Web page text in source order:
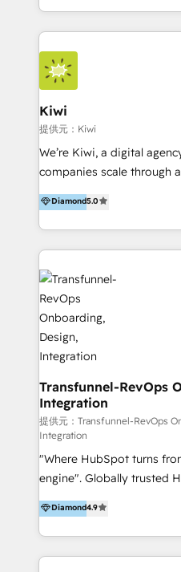
team of 100+
services to clients in 15 countries.
HubSpot Elite Partner in
we hold numerous
Implementation and Data Migration.
include HubSpot setup
Marketing Automation,
Sales, and Account-Based
our skills in marketing
By working with
from our extensive
and achieve their goals.
Kiwi
提供元：Kiwi
We’re Kiwi, a digital
companies scale through all
HubSpot user? With 250+
our belt, we bring proven
architecture, onboarding,
and integrations. Long-time HubSpotter? We’ll help
clean up your “hot mess”
Action Plan, then continue
marketing retainer. Our fully remote, international
team of HubSpot experts
Diamond partner +
Group AND Community
Members of HubSpot's
program + Host of "Your
on YouTube + Certified as
Recipients of 150+
Academy Whether you’re brand new to HubSpot or
using multiple Hubs for
clients into raving fans. Don’t just take our word for
it…check out our growing
below!
Diamond5.0
Transfunnel-RevOps
Integration
提供元：Transfunnel-RevOps
Integration
"Where HubSpot turns
engine". Globally trusted
1200+ organisations
Europe, India, Australia,
accounts to startups
- CUSTOM MARTECH SOLUTIONS -
Diamond4.9